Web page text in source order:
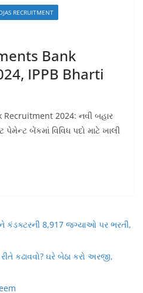
RECRUITMENT
Bank
IPPB Bharti
Recruitment 2024: નવી બહાર
પેમેન્ટ બેંકમાં વિવિધ પદો માટે ખાલી
કંડક્ટરની 8,917 જગ્યાઓ પર ભરતી,
કઢાવવો? ઘરે બેઠા કરો અરજી,